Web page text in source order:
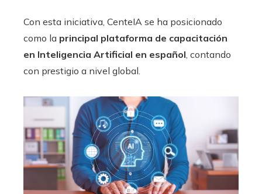
Con esta iniciativa, CenteIA se ha posicionado
como la principal plataforma de capacitación
en Inteligencia Artificial en español, contando
con prestigio a nivel global.